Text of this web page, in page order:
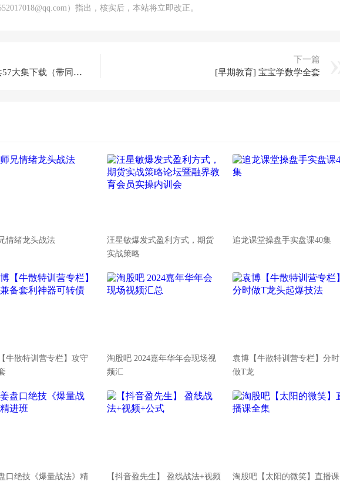
）指出，核实后，本站将立即改正。
启蒙动画片《卡由》(Caillou)共57大集下载（带同步字幕及mp3）
下一篇
[早期教育] 宝宝学数学全套
情绪龙头战法
汪星敏爆发式盈利方式，期货
实战策略
追龙课堂操盘手实盘课40集
牛散特训营专栏】攻守
淘股吧 2024嘉年华年会现场视
频汇
袁博【牛散特训营专栏】分时
做T龙
口绝技《爆量战法》精
【抖音盈先生】 盈线战法+视频
淘股吧【太阳的微笑】直播课